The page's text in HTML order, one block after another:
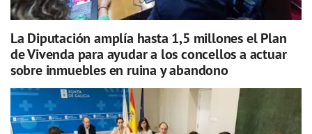
La Diputación amplía hasta 1,5 millones el Plan
de Vivenda para ayudar a los concellos a actuar
sobre inmuebles en ruina y abandono